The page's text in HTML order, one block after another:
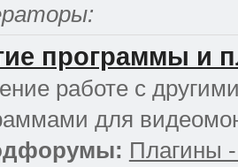
программы и
работе с
для
Плагины